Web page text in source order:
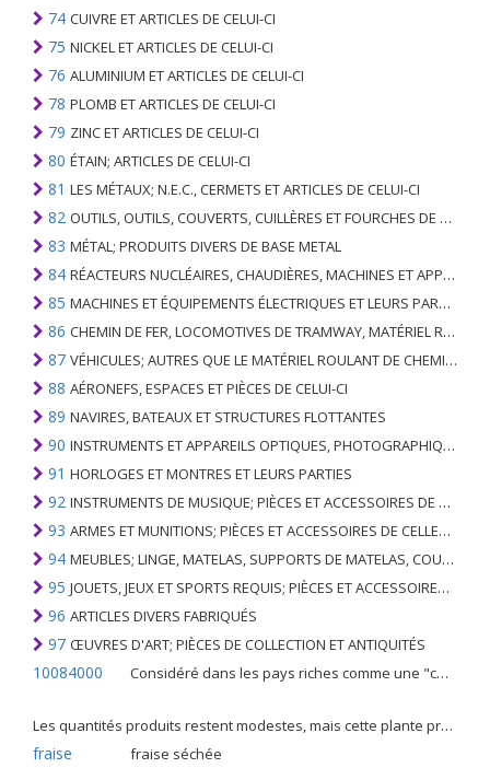
74 CUIVRE ET ARTICLES DE CELUI-CI
75 NICKEL ET ARTICLES DE CELUI-CI
76 ALUMINIUM ET ARTICLES DE CELUI-CI
78 PLOMB ET ARTICLES DE CELUI-CI
79 ZINC ET ARTICLES DE CELUI-CI
80 ÉTAIN; ARTICLES DE CELUI-CI
81 LES MÉTAUX; N.E.C., CERMETS ET ARTICLES DE CELUI-CI
82 OUTILS, OUTILS, COUVERTS, CUILLÈRES ET FOURCHES DE MÉTAUX DE BASE; PARTIES DE CELLES-CI, EN METAL DE BASE
83 MÉTAL; PRODUITS DIVERS DE BASE METAL
84 RÉACTEURS NUCLÉAIRES, CHAUDIÈRES, MACHINES ET APPAREILS MÉCANIQUES; PARTIES DE CELLES-CI
85 MACHINES ET ÉQUIPEMENTS ÉLECTRIQUES ET LEURS PARTIES; ENREGISTREURS ET REPRODUCTEURS SONORES; APPAREILS D'ENREGISTREMENT OU DE REPRODUCTION DES IMAGES ET DU SON EN TÉLÉVISION, PIÈCES ET ACCESSOIRES DE TELS ARTICLES
86 CHEMIN DE FER, LOCOMOTIVES DE TRAMWAY, MATÉRIEL ROULANT ET LEURS PARTIES; RACCORDS DE CHEMIN DE FER OU DE TRAMWAY ET RACCORDS ET PIÈCES DE CELLES-CI; ÉQUIPEMENT DE SIGNALISATION DE TRAFIC MÉCANIQUE (Y COMPRIS ÉLECTRO-MÉCANIQUE) DE TOUS TYPES
87 VÉHICULES; AUTRES QUE LE MATÉRIEL ROULANT DE CHEMIN DE FER OU DE TRAMWAY, ET LEURS PIÈCES ET ACCESSOIRES
88 AÉRONEFS, ESPACES ET PIÈCES DE CELUI-CI
89 NAVIRES, BATEAUX ET STRUCTURES FLOTTANTES
90 INSTRUMENTS ET APPAREILS OPTIQUES, PHOTOGRAPHIQUES, CINÉMATOGRAPHIQUES, DE MESURE, DE CONTRÔLE, DE MÉDECINE OU DE CHIRURGIE; PIÈCES ET ACCESSOIRES
91 HORLOGES ET MONTRES ET LEURS PARTIES
92 INSTRUMENTS DE MUSIQUE; PIÈCES ET ACCESSOIRES DE TELS ARTICLES
93 ARMES ET MUNITIONS; PIÈCES ET ACCESSOIRES DE CELLES-CI
94 MEUBLES; LINGE, MATELAS, SUPPORTS DE MATELAS, COUSSINS ET AMEUBLEMENT SIMILAIRE FARCI; LAMPES ET RACCORDS D'ÉCLAIRAGE, N.E.C .; SIGNES LUMINEUSES, PLAQUES DE NOMS LUMINEUSES ET SIMILAIRES; BÂTIMENTS PRÉFABRIQUÉS
95 JOUETS, JEUX ET SPORTS REQUIS; PIÈCES ET ACCESSOIRES DE CELLES-CI
96 ARTICLES DIVERS FABRIQUÉS
97 ŒUVRES D'ART; PIÈCES DE COLLECTION ET ANTIQUITÉS
10084000 Considéré dans les pays riches comme une "céréale mineure", le fonio blanc est une graminée de la famille des poaceae cultivée pour ses graines dans certaines régions d'Afrique.
Les quantités produits restent modestes, mais cette plante présente malgré tout de nombreuses qualités. Elle est utilisé dans l'alimentation humaine et entre dans la préparation de nombreuses recettes traditionnelles africaines comme le couscous, la bouillie, les boulettes, les beignets et même le pain.
fraise fraise séchée